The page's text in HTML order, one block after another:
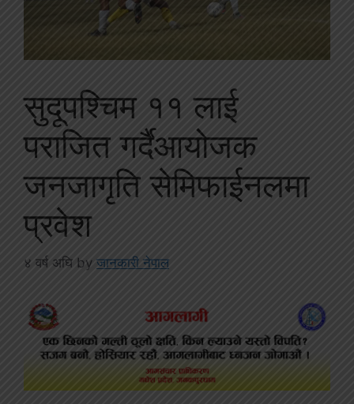
सुदूपश्चिम ११ लाई
पराजित गर्दैआयोजक
जनजागृति सेमिफाईनलमा
प्रवेश
४ वर्ष अघि by जानकारी नेपाल